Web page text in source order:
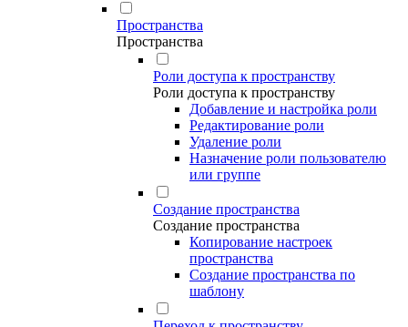
Пространства
Пространства
Роли доступа к пространству
Роли доступа к пространству
Добавление и настройка роли
Редактирование роли
Удаление роли
Назначение роли пользователю
или группе
Создание пространства
Создание пространства
Копирование настроек
пространства
Создание пространства по
шаблону